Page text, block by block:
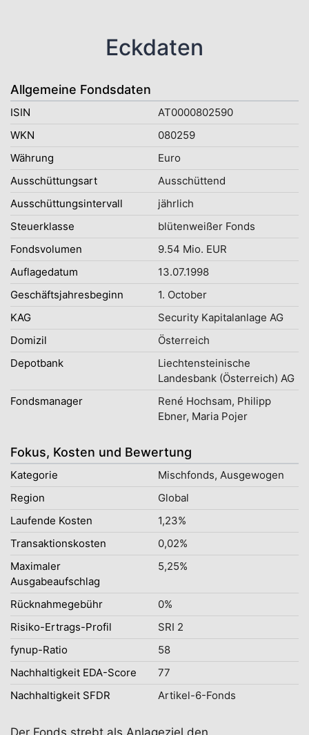
Eckdaten
Allgemeine Fondsdaten
ISIN
AT0000802590
WKN
080259
Währung
Euro
Ausschüttungsart
Ausschüttend
Ausschüttungsintervall
jährlich
Steuerklasse
blütenweißer Fonds
Fondsvolumen
9.54 Mio. EUR
Auflagedatum
13.07.1998
Geschäftsjahresbeginn
1. October
KAG
Security Kapitalanlage AG
Domizil
Österreich
Depotbank
Liechtensteinische
Landesbank (Österreich) AG
Fondsmanager
René Hochsam, Philipp
Ebner, Maria Pojer
Fokus, Kosten und Bewertung
Kategorie
Mischfonds, Ausgewogen
Region
Global
Laufende Kosten
1,23%
Transaktionskosten
0,02%
Maximaler
Ausgabeaufschlag
5,25%
Rücknahmegebühr
0%
Risiko-Ertrags-Profil
SRI 2
fynup-Ratio
58
Nachhaltigkeit EDA-Score
77
Nachhaltigkeit SFDR
Artikel-6-Fonds
Der Fonds strebt als Anlageziel den